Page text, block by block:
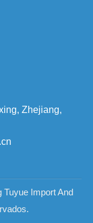
Zhejiang,
Tuyue Import And